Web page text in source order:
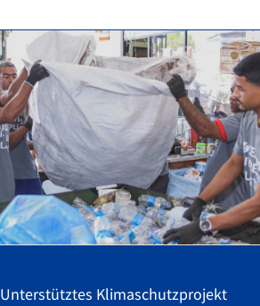
Unterstütztes Klimaschutzprojekt